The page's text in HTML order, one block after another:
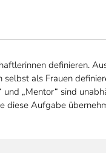
definieren.
als Frauen
„Mentor“ sind
diese Aufgabe